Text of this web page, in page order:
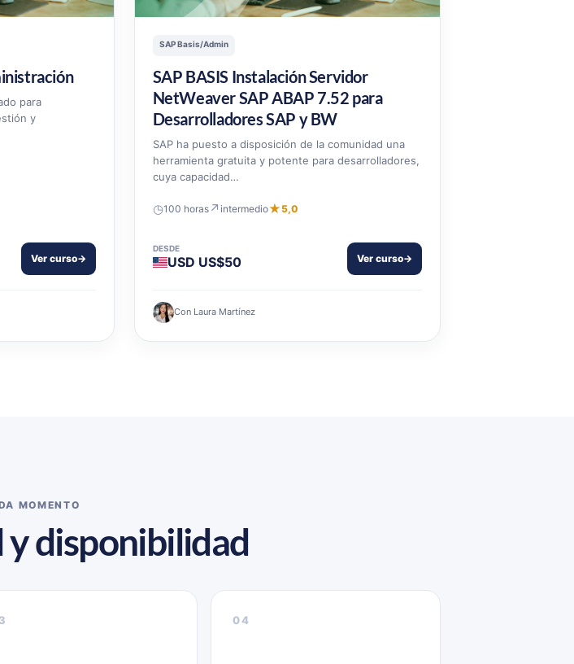
para
y
Ver curso→
SAP Basis/Admin
SAP BASIS Instalación Servidor
NetWeaver SAP ABAP 7.52 para
Desarrolladores SAP y BW
SAP ha puesto a disposición de la comunidad una
herramienta gratuita y potente para desarrolladores,
cuya capacidad…
◷100 horas↗ intermedio★5,0
DESDE
USD US$50 Ver curso→
Con Laura Martínez
MOMENTO
disponibilidad
04